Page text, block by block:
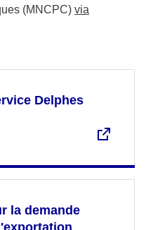
(MNCPC) via
Delphes
la demande